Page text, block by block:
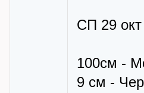
СП 29 окт
100см -
9 см -